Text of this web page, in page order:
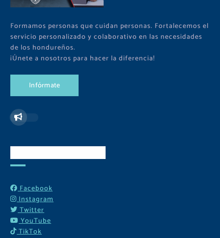
Formamos personas que cuidan personas. Fortalecemos el
servicio personalizado y colaborativo en las necesidades
de los hondureños.
¡Únete a nosotros para hacer la diferencia!
Infórmate
Facebook
Instagram
Twitter
YouTube
TikTok